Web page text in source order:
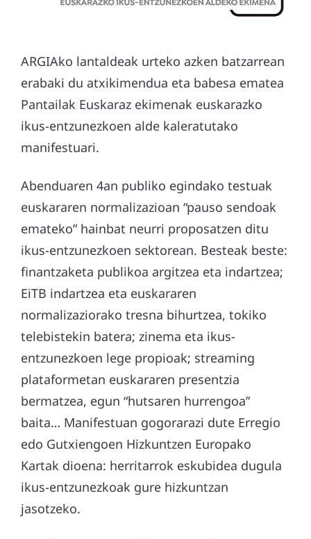
ARGIAko lantaldeak urteko azken batzarrean
erabaki du atxikimendua eta babesa ematea
Pantailak Euskaraz ekimenak euskarazko
ikus-entzunezkoen alde kaleratutako
manifestuari.
Abenduaren 4an publiko egindako testuak
euskararen normalizazioan “pauso sendoak
emateko” hainbat neurri proposatzen ditu
ikus-entzunezkoen sektorean. Besteak beste:
finantzaketa publikoa argitzea eta indartzea;
EiTB indartzea eta euskararen
normalizaziorako tresna bihurtzea, tokiko
telebistekin batera; zinema eta ikus-
entzunezkoen lege propioak; streaming
plataformetan euskararen presentzia
bermatzea, egun “hutsaren hurrengoa”
baita… Manifestuan gogorarazi dute Erregio
edo Gutxiengoen Hizkuntzen Europako
Kartak dioena: herritarrok eskubidea dugula
ikus-entzunezkoak gure hizkuntzan
jasotzeko.